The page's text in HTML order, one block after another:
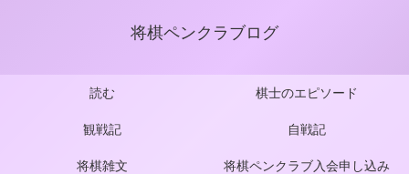
将棋ペンクラブログ
読む 棋士のエピソード
観戦記 自戦記
将棋雑文 将棋ペンクラブ入会申し込み